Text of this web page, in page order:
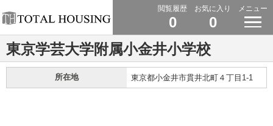
閲覧履歴
0
お気に入り
0
メニュー
東京学芸大学附属小金井小学校
所在地 東京都小金井市貫井北町４丁目1-1